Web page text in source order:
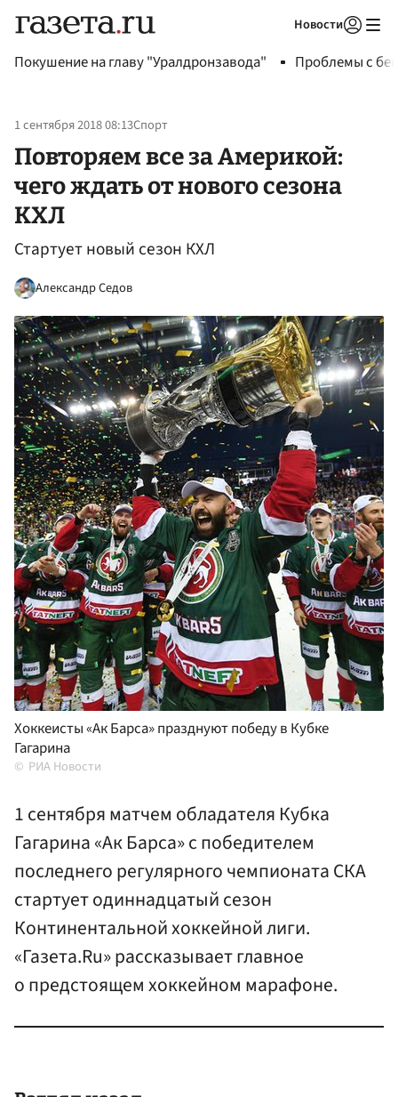
Новости
Покушение на главу "Уралдронзавода" Проблемы с
1 сентября 2018 08:13Спорт
Повторяем все за Америкой:
чего ждать от нового сезона
КХЛ
Стартует новый сезон КХЛ
Александр Седов
Хоккеисты «Ак Барса» празднуют победу в Кубке
Гагарина
РИА Новости
1 сентября матчем обладателя Кубка
Гагарина «Ак Барса» с победителем
последнего регулярного чемпионата СКА
стартует одиннадцатый сезон
Континентальной хоккейной лиги.
«Газета.Ru» рассказывает главное
о предстоящем хоккейном марафоне.